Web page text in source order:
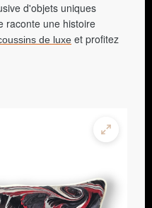
d'objets uniques
raconte une histoire
de luxe et profitez